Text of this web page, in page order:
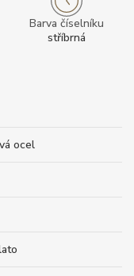
Barva číselníku
stříbrná
ocel